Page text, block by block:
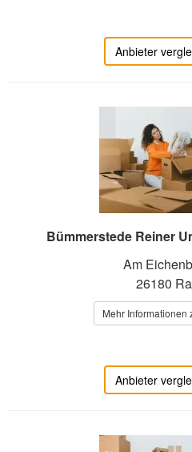
Anbieter
Bümmerstede Reiner
Am
26180
Mehr Informationen
Anbieter